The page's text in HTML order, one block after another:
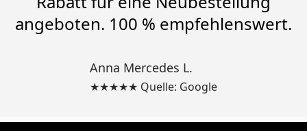
angeboten. 100 % empfehlenswert.
Anna Mercedes L.
★★★★★ Quelle: Google